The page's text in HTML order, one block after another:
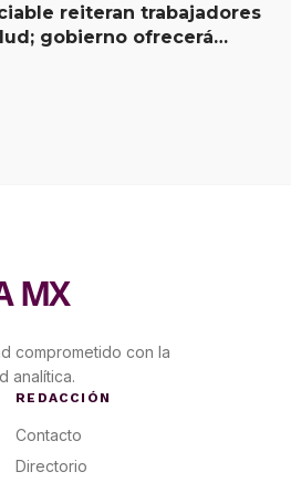
reiteran trabajadores
gobierno ofrecerá
MX
comprometido con la
analítica.
REDACCIÓN
Contacto
Directorio